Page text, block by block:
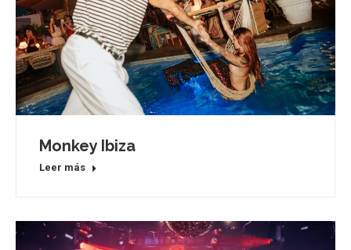
Monkey Ibiza
Leer más